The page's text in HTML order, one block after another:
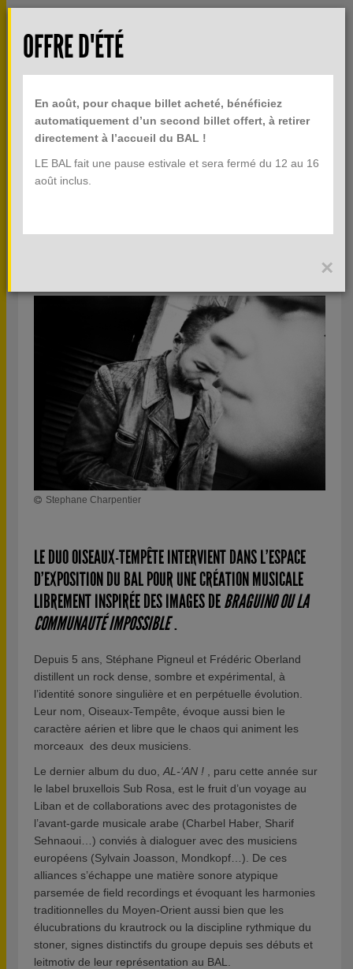
Aller au contenu principal
TOGGLE
NAVIGATION
MENU
BILLETTERIE
OISEAUX-TEMPÊTE
Stephane Charpentier
LE DUO OISEAUX-TEMPÊTE INTERVIENT DANS L’ESPACE
D’EXPOSITION DU BAL POUR UNE CRÉATION MUSICALE
LIBREMENT INSPIRÉE DES IMAGES DEBRAGUINO OU LA
COMMUNAUTÉ IMPOSSIBLE .
Depuis 5 ans, Stéphane Pigneul et Frédéric Oberland
distillent un rock dense, sombre et expérimental, à
l’identité sonore singulière et en perpétuelle évolution.
Leur nom, Oiseaux-Tempête, évoque aussi bien le
caractère aérien et libre que le chaos qui animent les
morceaux des deux musiciens.
Le dernier album du duo, AL-‘AN ! , paru cette année sur
le label bruxellois Sub Rosa, est le fruit d’un voyage au
Liban et de collaborations avec des protagonistes de
l’avant-garde musicale arabe (Charbel Haber, Sharif
Sehnaoui…) conviés à dialoguer avec des musiciens
européens (Sylvain Joasson, Mondkopf…). De ces
alliances s’échappe une matière sonore atypique
parsemée de field recordings et évoquant les harmonies
traditionnelles du Moyen-Orient aussi bien que les
élucubrations du krautrock ou la discipline rythmique du
stoner, signes distinctifs du groupe depuis ses débuts et
leitmotiv de leur représentation au BAL.
OFFRE D'ÉTÉ
En août, pour chaque billet acheté, bénéficiez
automatiquement d’un second billet offert, à retirer
directement à l’accueil du BAL !
LE BAL fait une pause estivale et sera fermé du 12 au 16
août inclus.
×